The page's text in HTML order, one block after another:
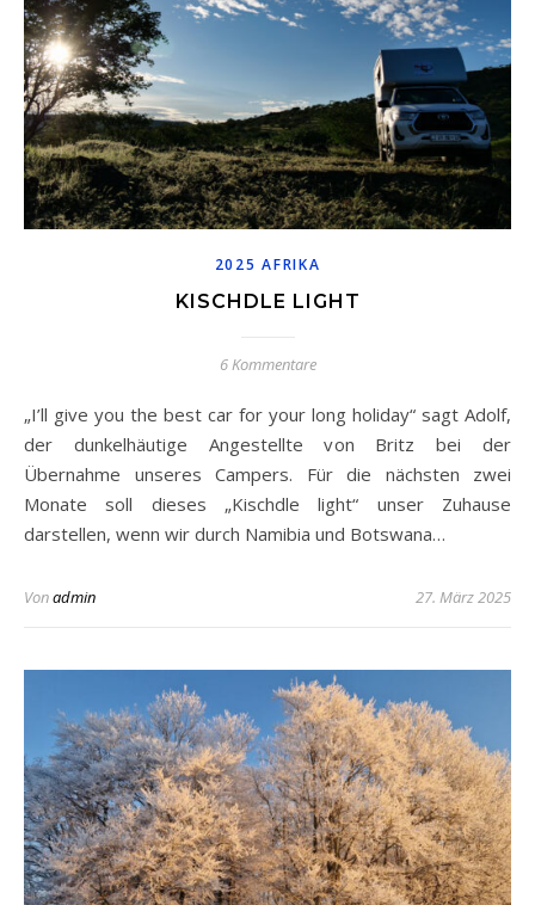
2025 AFRIKA
KISCHDLE LIGHT
6 Kommentare
„I’ll give you the best car for your long holiday“ sagt Adolf,
der dunkelhäutige Angestellte von Britz bei der
Übernahme unseres Campers. Für die nächsten zwei
Monate soll dieses „Kischdle light“ unser Zuhause
darstellen, wenn wir durch Namibia und Botswana…
Vonadmin 27. März 2025